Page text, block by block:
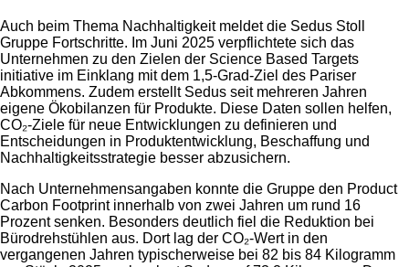
Auch beim Thema Nachhaltigkeit meldet die Sedus Stoll
Gruppe Fortschritte. Im Juni 2025 verpflichtete sich das
Unternehmen zu den Zielen der Science Based Targets
initiative im Einklang mit dem 1,5-Grad-Ziel des Pariser
Abkommens. Zudem erstellt Sedus seit mehreren Jahren
eigene Ökobilanzen für Produkte. Diese Daten sollen helfen,
CO₂-Ziele für neue Entwicklungen zu definieren und
Entscheidungen in Produktentwicklung, Beschaffung und
Nachhaltigkeitsstrategie besser abzusichern.
Nach Unternehmensangaben konnte die Gruppe den Product
Carbon Footprint innerhalb von zwei Jahren um rund 16
Prozent senken. Besonders deutlich fiel die Reduktion bei
Bürodrehstühlen aus. Dort lag der CO₂-Wert in den
vergangenen Jahren typischerweise bei 82 bis 84 Kilogramm